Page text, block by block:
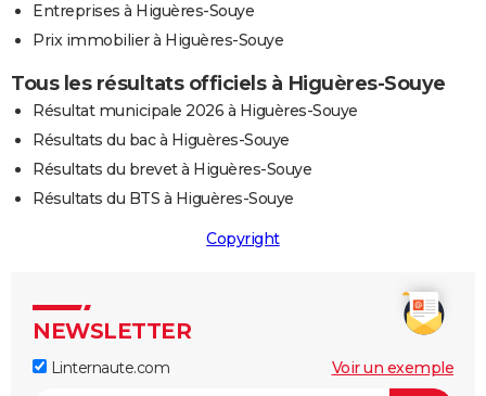
Entreprises à Higuères-Souye
Prix immobilier à Higuères-Souye
Tous les résultats officiels à Higuères-Souye
Résultat municipale 2026 à Higuères-Souye
Résultats du bac à Higuères-Souye
Résultats du brevet à Higuères-Souye
Résultats du BTS à Higuères-Souye
Copyright
NEWSLETTER
Linternaute.com Voir un exemple